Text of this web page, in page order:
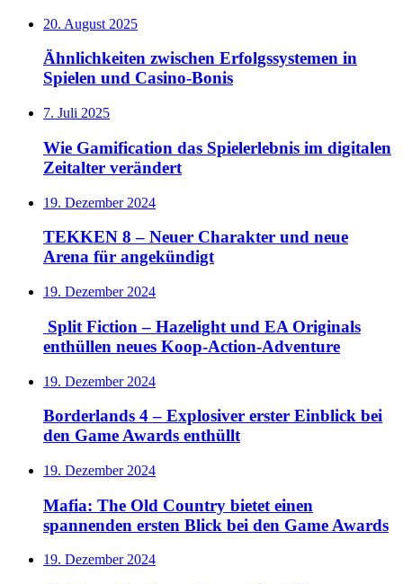
20. August 2025
Ähnlichkeiten zwischen Erfolgssystemen in
Spielen und Casino‑Bonis
7. Juli 2025
Wie Gamification das Spielerlebnis im digitalen
Zeitalter verändert
19. Dezember 2024
TEKKEN 8 – Neuer Charakter und neue
Arena für angekündigt
19. Dezember 2024
Split Fiction – Hazelight und EA Originals
enthüllen neues Koop-Action-Adventure
19. Dezember 2024
Borderlands 4 – Explosiver erster Einblick bei
den Game Awards enthüllt
19. Dezember 2024
Mafia: The Old Country bietet einen
spannenden ersten Blick bei den Game Awards
19. Dezember 2024